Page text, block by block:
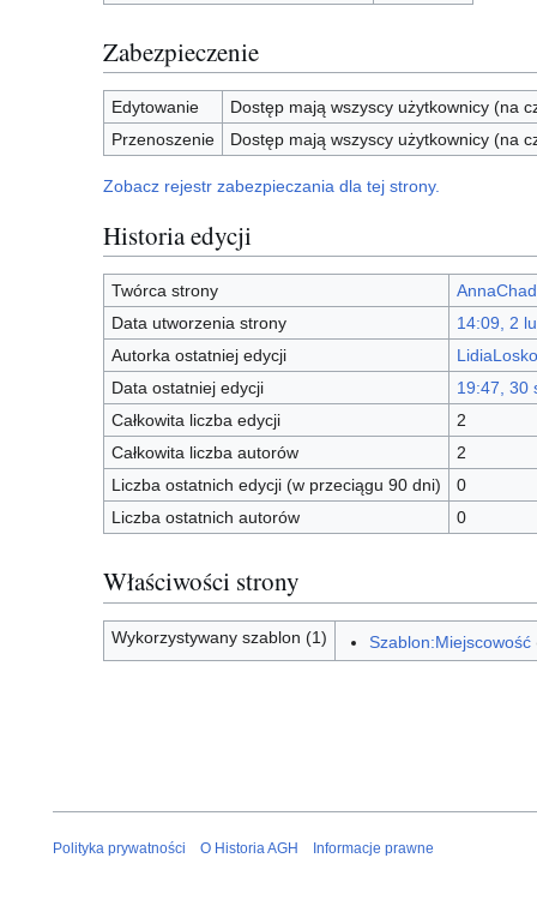
Zabezpieczenie
Edytowanie
Dostęp mają wszyscy użytkownicy (na
Przenoszenie
Dostęp mają wszyscy użytkownicy (na
Zobacz rejestr zabezpieczania dla tej strony.
Historia edycji
Twórca strony
Data utworzenia strony
14:09, 2
Autorka ostatniej edycji
LidiaLosko
Data ostatniej edycji
19:47, 30
Całkowita liczba edycji
2
Całkowita liczba autorów
2
Liczba ostatnich edycji (w przeciągu 90 dni)
0
Liczba ostatnich autorów
0
Właściwości strony
Wykorzystywany szablon (1) Szablon:Miejscowość
Polityka prywatności O Historia AGH Informacje prawne